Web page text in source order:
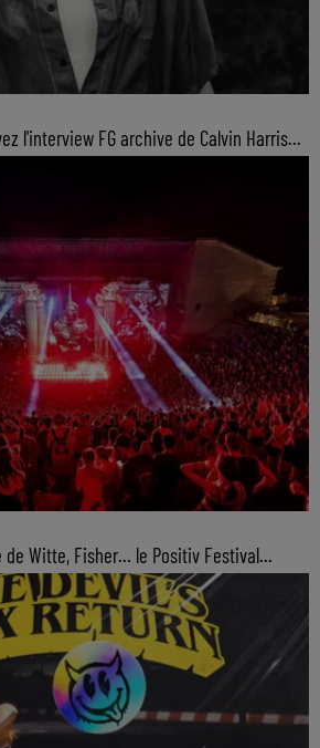
l'interview FG archive de Calvin Harris...
de Witte, Fisher… le Positiv Festival...